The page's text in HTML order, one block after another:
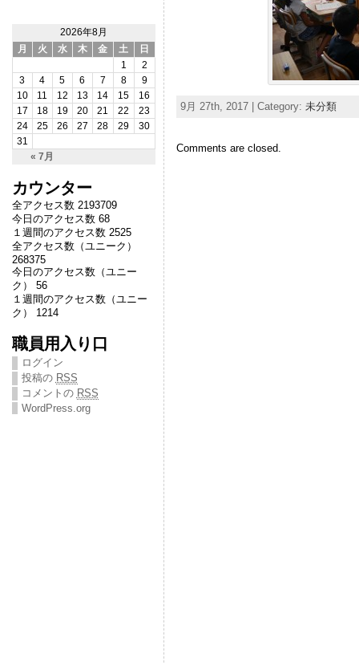
2026年8月
月
火 水 木 金 土 日
« 7月
1
2
3
4 5 6 7 8
9
10
11 12 13 14 15
16
17
18 19 20 21 22
23
24
25 26 27 28 29
30
31
カウンター
全アクセス数 2193709
今日のアクセス数 68
１週間のアクセス数 2525
全アクセス数（ユニーク）
268375
今日のアクセス数（ユニー
ク） 56
１週間のアクセス数（ユニー
ク） 1214
職員用入り口
ログイン
投稿の RSS
コメントの RSS
WordPress.org
9月 27th, 2017 | Category: 未分類
Comments are closed.